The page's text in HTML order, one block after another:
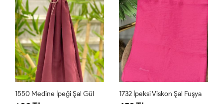
1550 Medine İpeği Şal Gül 1732 İpeksi Viskon Şal Fuşya